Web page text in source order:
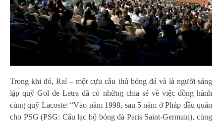
Trong khi đó, Raí – một cựu cầu thủ bóng đá và là người sáng
lập quỹ Gol de Letra đã có những chia sẻ về việc đồng hành
cùng quỹ Lacoste: “Vào năm 1998, sau 5 năm ở Pháp đầu quân
cho PSG (PSG: Câu lạc bộ bóng đá Paris Saint-Germain), cùng